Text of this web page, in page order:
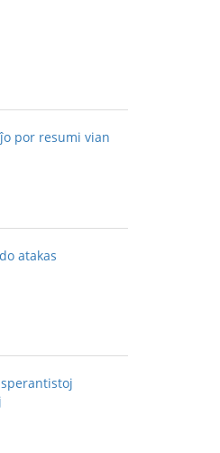
por resumi vian
atakas